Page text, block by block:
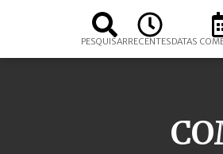
PESQUISARRECENTESDATAS